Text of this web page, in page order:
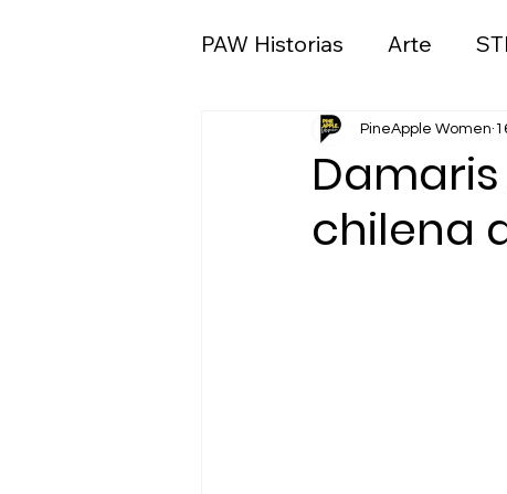
PAW Historias Arte
Ciencias sociales y
Medios de comunicación
chilena
PineApple Women